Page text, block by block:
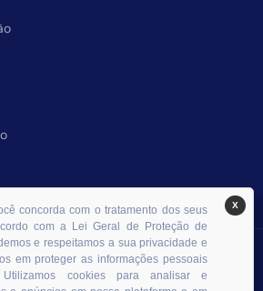
Todos os direitos reservados.
X
concorda com o tratamento dos seus
com a Lei Geral de Proteção de
e respeitamos a sua privacidade e
em proteger as informações pessoais
cookies para analisar e